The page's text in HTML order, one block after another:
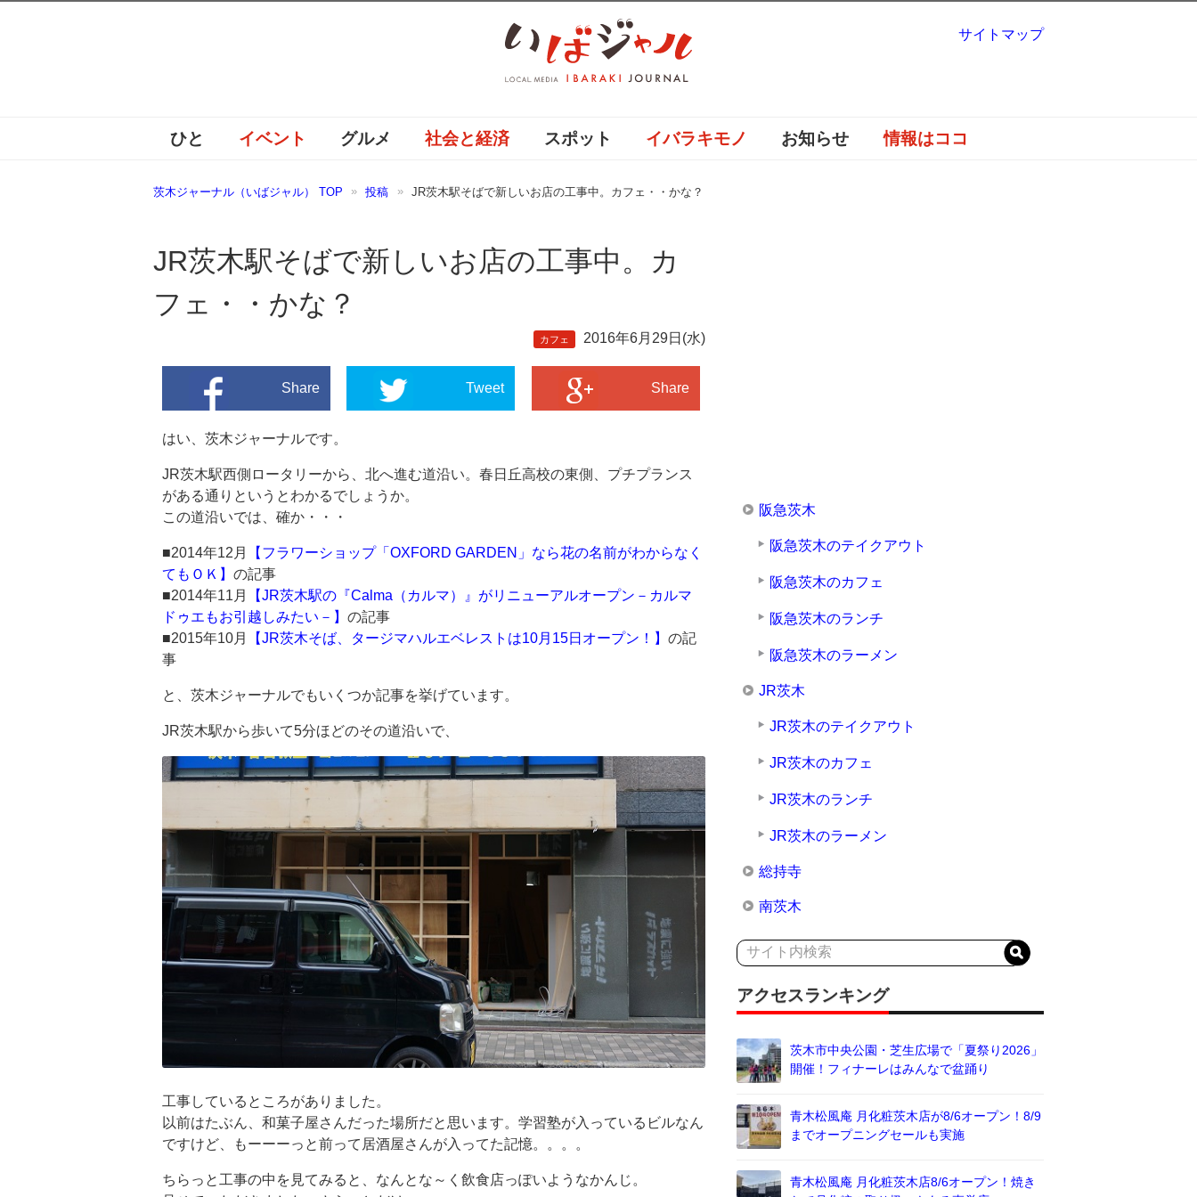
ひと イベント グルメ 社会と経済 スポット イバラキモノ お知らせ 情報はココ
茨木ジャーナル（いばジャル） TOP 投稿 JR茨木駅そばで新しいお店の工事中。カフェ・・かな？
JR茨木駅そばで新しいお店の工事中。カ
フェ・・かな？
カフェ 2016年6月29日(水)
Share Tweet Share
はい、茨木ジャーナルです。
JR茨木駅西側ロータリーから、北へ進む道沿い。春日丘高校の東側、プチプランス
がある通りというとわかるでしょうか。
この道沿いでは、確か・・・
■2014年12月
【フラワーショップ「OXFORD GARDEN」なら花の名前がわからなく
てもＯＫ】 の記事
■2014年11月
【JR茨木駅の『Calma（カルマ）』がリニューアルオープン－カルマ
ドゥエもお引越しみたい－】 の記事
■2015年10月
【JR茨木そば、タージマハルエベレストは10月15日オープン！】 の記
事
と、茨木ジャーナルでもいくつか記事を挙げています。
JR茨木駅から歩いて5分ほどのその道沿いで、
工事しているところがありました。
以前はたぶん、和菓子屋さんだった場所だと思います。学習塾が入っているビルなん
ですけど、もーーーっと前って居酒屋さんが入ってた記憶。。。。
ちらっと工事の中を見てみると、なんとな～く飲食店っぽいようなかんじ。
阪急茨木
阪急茨木のテイクアウト
阪急茨木のカフェ
阪急茨木のランチ
阪急茨木のラーメン
JR茨木
JR茨木のテイクアウト
JR茨木のカフェ
JR茨木のランチ
JR茨木のラーメン
総持寺
南茨木
アクセスランキング
茨木市中央公園・芝生広場で「夏祭り2026」
開催！フィナーレはみんなで盆踊り
青木松風庵 月化粧茨木店が8/6オープン！8/9
までオープニングセールも実施
青木松風庵 月化粧茨木店8/6オープン！焼き
サイトマップ